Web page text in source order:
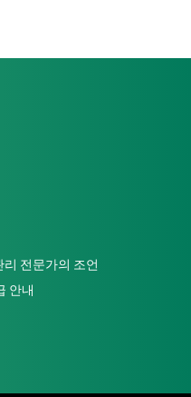
전문가의 조언
안내